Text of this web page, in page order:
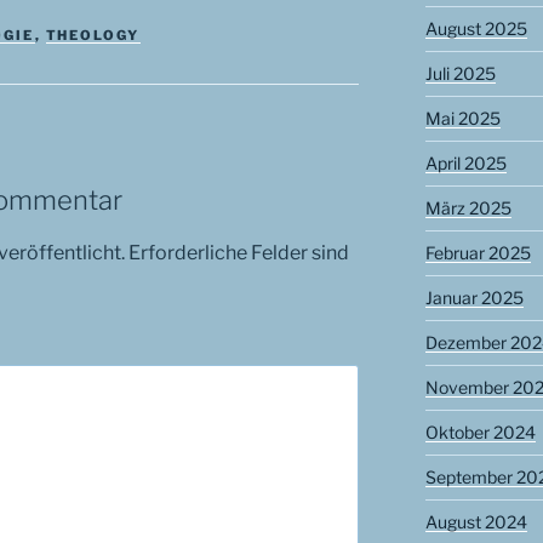
, THEOLOGY
Erforderliche Felder sind
August 2025
Juli 2025
Mai 2025
April 2025
März 2025
Februar 2025
Januar 2025
Dezember
November
Oktober 2024
September
August 2024